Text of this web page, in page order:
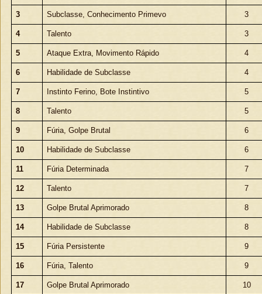
3 Subclasse, Conhecimento Primevo 3
4 Talento 3
5 Ataque Extra, Movimento Rápido 4
6 Habilidade de Subclasse 4
7 Instinto Ferino, Bote Instintivo 5
8 Talento 5
9 Fúria, Golpe Brutal 6
10 Habilidade de Subclasse 6
11 Fúria Determinada 7
12 Talento 7
13 Golpe Brutal Aprimorado 8
14 Habilidade de Subclasse 8
15 Fúria Persistente 9
16 Fúria, Talento 9
17 Golpe Brutal Aprimorado 10